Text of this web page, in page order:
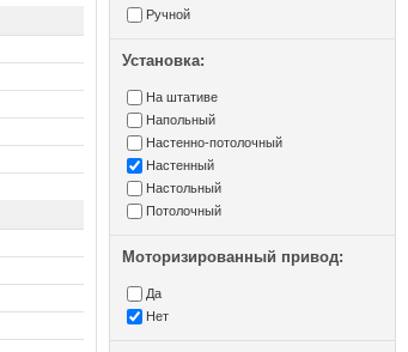
Ручной
Установка:
На штативе
Напольный
Настенно-потолочный
Настенный
Настольный
Потолочный
Моторизированный привод:
Да
Нет